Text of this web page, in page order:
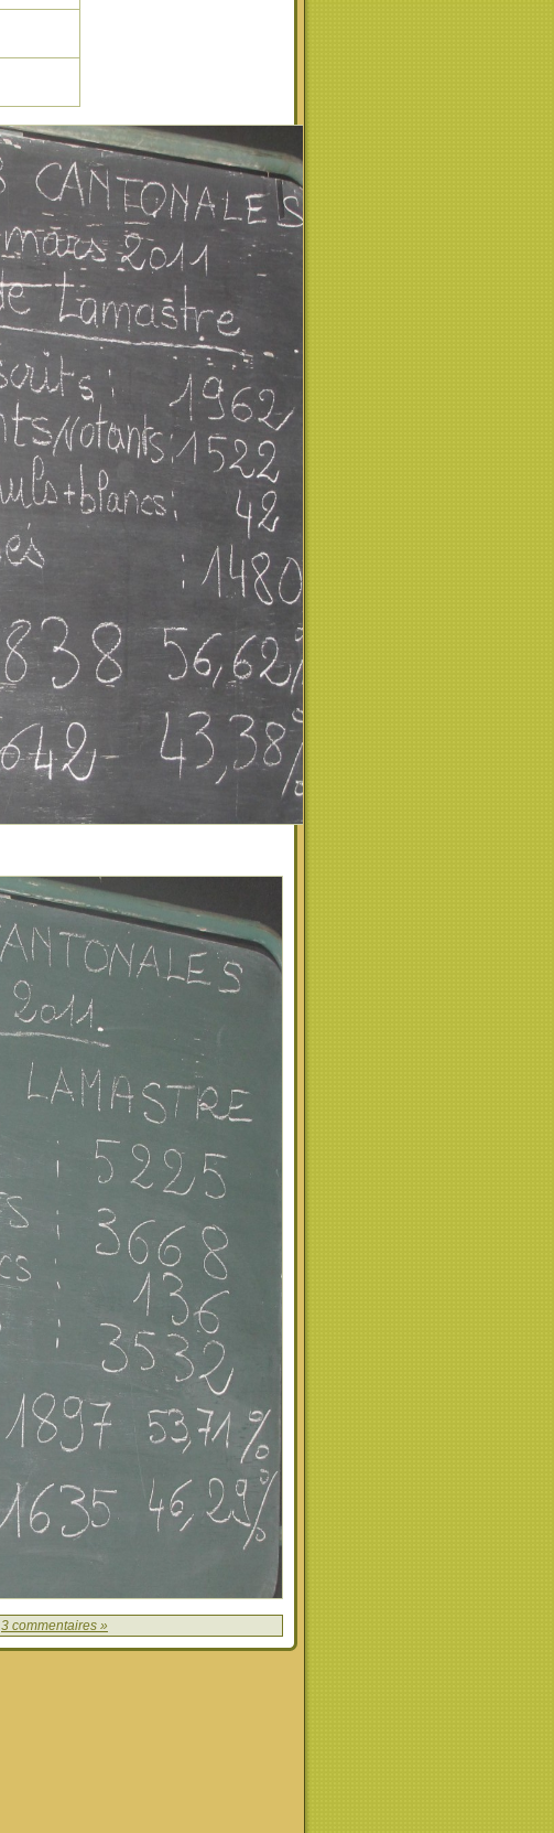
3 commentaires »